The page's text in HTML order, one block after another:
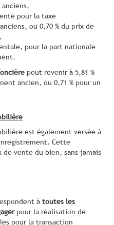
pour la taxe
ou 0,70 % du prix de
pour la part nationale
peut revenir à 5,81 %
ancien, ou 0,71 % pour un
est également versée à
Cette
vente du bien, sans jamais
à toutes les
pour la réalisation de
pour la transaction